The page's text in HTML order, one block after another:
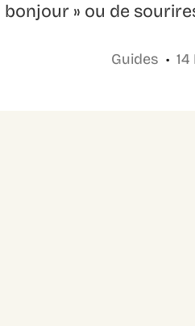
bonjour » ou de
Guides